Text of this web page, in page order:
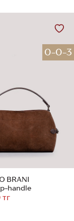
0-0-3
BRANI
handle